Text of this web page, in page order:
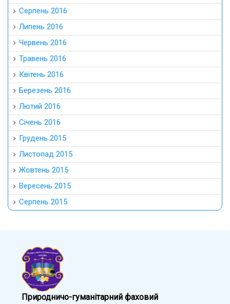
Серпень 2016
Липень 2016
Червень 2016
Травень 2016
Квітень 2016
Березень 2016
Лютий 2016
Січень 2016
Грудень 2015
Листопад 2015
Жовтень 2015
Вересень 2015
Серпень 2015
Природничо-гуманітарний фаховий